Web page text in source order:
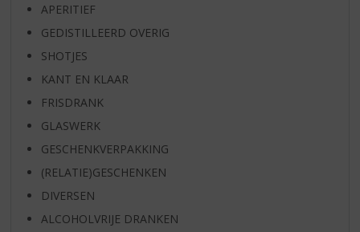
APERITIEF
GEDISTILLEERD OVERIG
SHOTJES
KANT EN KLAAR
FRISDRANK
GLASWERK
GESCHENKVERPAKKING
(RELATIE)GESCHENKEN
DIVERSEN
ALCOHOLVRIJE DRANKEN